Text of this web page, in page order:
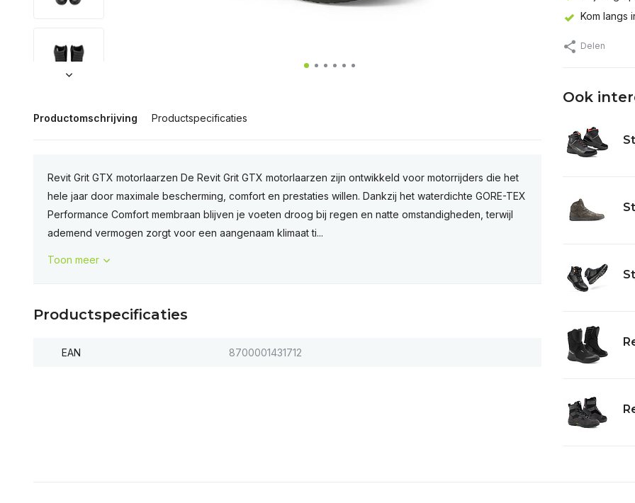
Productomschrijving Productspecificaties
Revit Grit GTX motorlaarzen De Revit Grit GTX motorlaarzen zijn ontwikkeld voor motorrijders die het
hele jaar door maximale bescherming, comfort en prestaties willen. Dankzij het waterdichte GORE-TEX
Performance Comfort membraan blijven je voeten droog bij regen en natte omstandigheden, terwijl
ademend vermogen zorgt voor een aangenaam klimaat ti...
Toon meer
Productspecificaties
EAN 8700001431712
Kom langs
Delen
Ook